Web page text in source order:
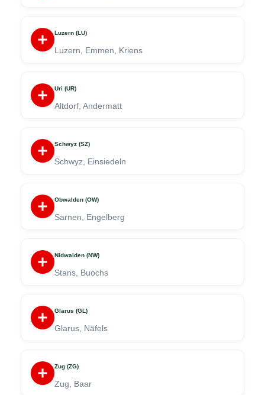
Luzern (LU)
Luzern, Emmen, Kriens
Uri (UR)
Altdorf, Andermatt
Schwyz (SZ)
Schwyz, Einsiedeln
Obwalden (OW)
Sarnen, Engelberg
Nidwalden (NW)
Stans, Buochs
Glarus (GL)
Glarus, Näfels
Zug (ZG)
Zug, Baar